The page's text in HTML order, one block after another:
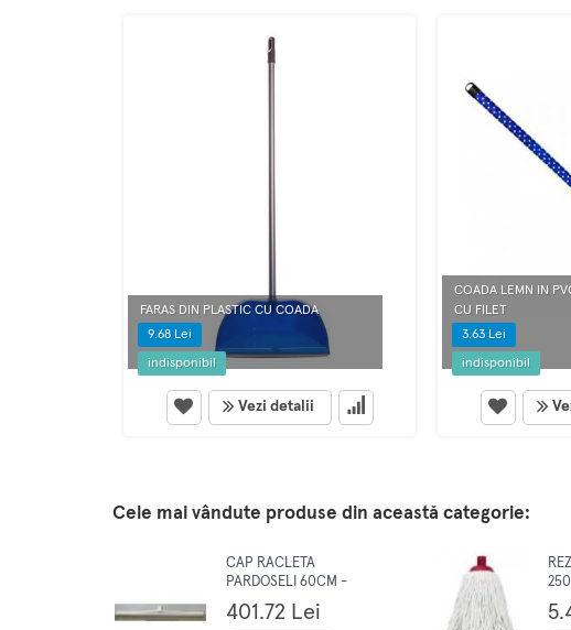
FARAS DIN PLASTIC CU COADA
9.68 Lei
indisponibil
Vezi detalii
COADA LEMN IN
CU FILET
3.63 Lei
indisponibil
Cele mai vândute produse din această categorie:
CAP RACLETA
PARDOSELI 60CM -
ECOLAB
401.72 Lei